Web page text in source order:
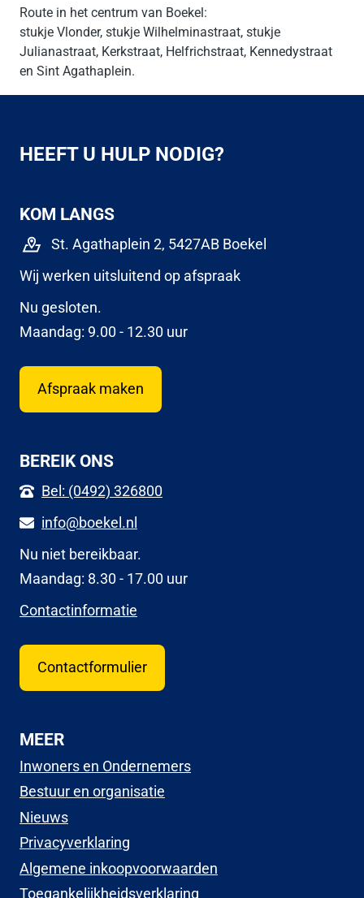
Route in het centrum van Boekel:
stukje Vlonder, stukje Wilhelminastraat, stukje
Julianastraat, Kerkstraat, Helfrichstraat, Kennedystraat
en Sint Agathaplein.
HEEFT U HULP NODIG?
KOM LANGS
St. Agathaplein 2, 5427AB Boekel
Wij werken uitsluitend op afspraak
Nu gesloten.
Maandag: 9.00 - 12.30 uur
Afspraak maken
BEREIK ONS
Bel: (0492) 326800
info@boekel.nl
Nu niet bereikbaar.
Maandag: 8.30 - 17.00 uur
Contactinformatie
Contactformulier
MEER
Inwoners en Ondernemers
Bestuur en organisatie
Nieuws
Privacyverklaring
Algemene inkoopvoorwaarden
Toegankelijkheidsverklaring